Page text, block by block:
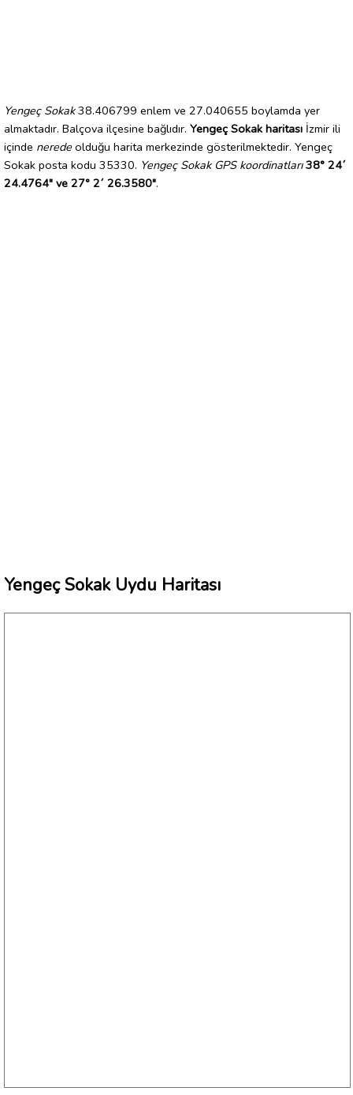
Yengeç Sokak38.406799 enlem ve 27.040655 boylamda yer
almaktadır. Balçova ilçesine bağlıdır. Yengeç Sokak haritası İzmir ili
içinde nerede olduğu harita merkezinde gösterilmektedir. Yengeç
Sokak posta kodu 35330. Yengeç Sokak GPS koordinatları 38° 24´
24.4764" ve 27° 2´ 26.3580".
Yengeç Sokak Uydu Haritası